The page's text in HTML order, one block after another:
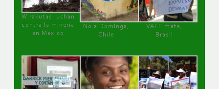
Wirakutas luchan
contra la minería
en México
No a Dominga,
Chile
VALE mata,
Brasil